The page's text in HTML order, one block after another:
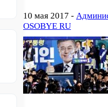
10 мая 2017 -
OSOBYE RU